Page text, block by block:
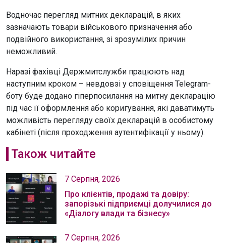
Водночас перегляд митних декларацій, в яких
зазначають товари військового призначення або
подвійного використання, зі зрозумілих причин
неможливий.
Наразі фахівці Держмитслужби працюють над
наступним кроком – невдовзі у сповіщення Telegram-
боту буде додано гіперпосилання на митну декларацію
під час її оформлення або коригування, які даватимуть
можливість перегляду своїх декларацій в особистому
кабінеті (після проходження аутентифікації у ньому).
Також читайте
7 Серпня, 2026
Про клієнтів, продажі та довіру:
запорізькі підприємці долучилися до
«Діалогу влади та бізнесу»
7 Серпня, 2026